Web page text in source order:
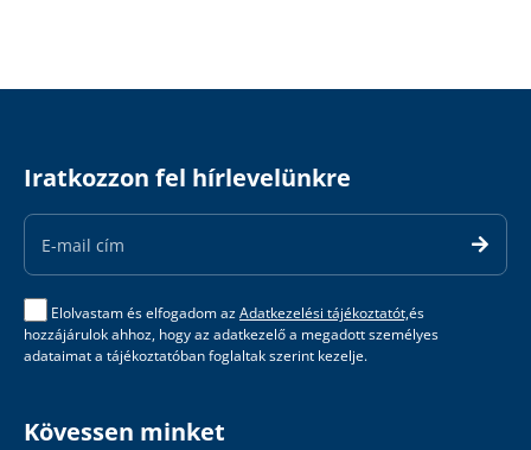
Iratkozzon fel hírlevelünkre
Email
Address
Elolvastam és elfogadom azAdatkezelési tájékoztatót,és
hozzájárulok ahhoz, hogy az adatkezelő a megadott személyes
adataimat a tájékoztatóban foglaltak szerint kezelje.
Kövessen minket